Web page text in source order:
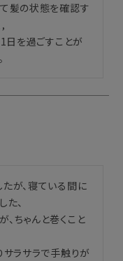
髪の状態を確認す
1日を過ごすことが
が、寝ている間に
た、
ちゃんと巻くこと
サラサラで手触りが